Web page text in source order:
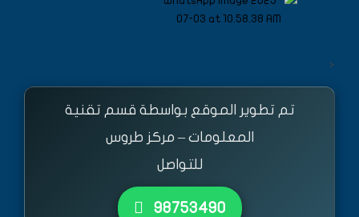
<
تم تطوير الموقع بواسطة قسم تقنية
المعلومات – مركز طروس
للتواصل
٩٨٧٥٣٤٩٠